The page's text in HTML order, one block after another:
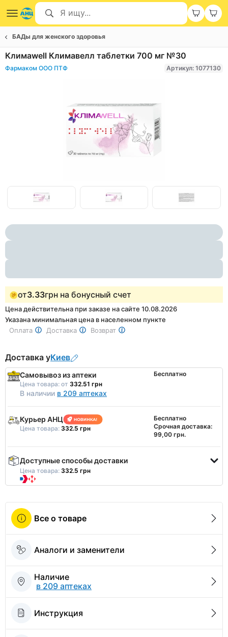
БАДы для женского здоровья
Климаwell Климавелл таблетки 700 мг №30
Фармаком ООО ПТФ Артикул: 1077130
Item
of
1
of
от3.33грн на бонусный счет
Цена действительна при заказе на сайте 10.08.2026
Указана минимальная цена в населенном пункте
Оплата
Доставка Возврат
Доставка уКиев
Самовывоз из аптеки
Цена товара: от 332.51 грн
В наличии в 209 аптеках
Бесплатно
Курьер АНЦ
Цена товара: 332.5 грн
Бесплатно
Срочная доставка:
99,00 грн.
Доступные способы доставки
Цена товара: 332.5 грн
Все о товаре
Аналоги и заменители
Наличие
в 209 аптеках
Инструкция